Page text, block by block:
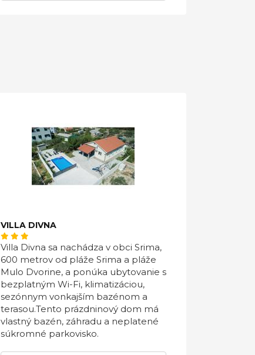
VILLA DIVNA
Villa Divna sa nachádza v obci Srima,
600 metrov od pláže Srima a pláže
Mulo Dvorine, a ponúka ubytovanie s
bezplatným Wi-Fi, klimatizáciou,
sezónnym vonkajším bazénom a
terasou.Tento prázdninový dom má
vlastný bazén, záhradu a neplatené
súkromné ​​parkovisko.